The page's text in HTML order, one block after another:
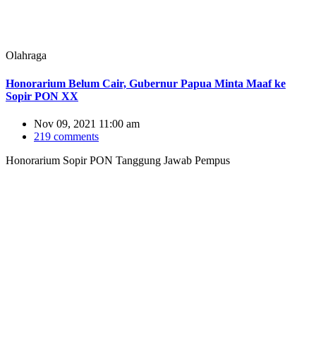
Olahraga
Honorarium Belum Cair, Gubernur Papua Minta Maaf ke
Sopir PON XX
Nov 09, 2021 11:00 am
219 comments
Honorarium Sopir PON Tanggung Jawab Pempus